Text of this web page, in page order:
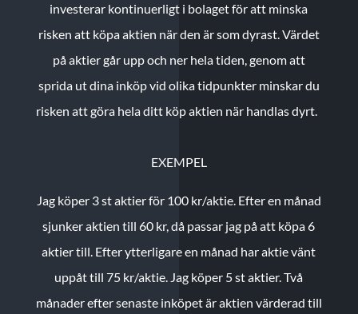
investerar kontinuerligt i bolaget för att minska
risken att köpa aktien när den är som dyrast. Värdet
på aktier går upp och ner hela tiden, genom att
sprida ut dina inköp vid olika tidpunkter minskar du
risken att göra hela ditt köp aktien när handlas dyrt.
EXEMPEL
Jag köper 3 st aktier för 100 kr/aktie. Efter en månad
sjunker aktien till 60 kr, då passar jag på att köpa 6
aktier till. Efter ytterligare en månad har aktie vänt
uppåt till 75 kr/aktie. Jag köper 5 st aktier.Två
månader efter senaste inköpet är aktien värderad till